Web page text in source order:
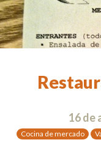
16 de
Cocina de mercado